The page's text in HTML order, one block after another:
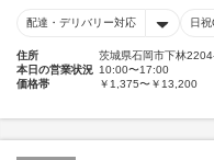
配達・デリバリー対応 日祝
住所
茨城県石岡市下林
本日の営業状況 10:00〜17:00
価格帯
￥1,375〜￥13,200